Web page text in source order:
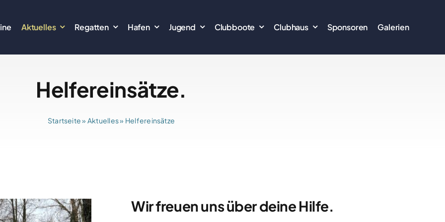
Aktuelles Regatten Hafen Jugend Clubboote Clubhaus Sponsoren Galerien
Helfereinsätze.
Startseite» Aktuelles» Helfereinsätze
Wir freuen uns über deine Hilfe.